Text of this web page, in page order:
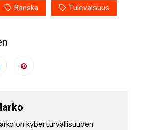
Ranska Tulevaisuus
on kyberturvallisuuden